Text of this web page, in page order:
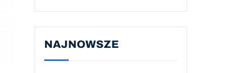
NAJNOWSZE